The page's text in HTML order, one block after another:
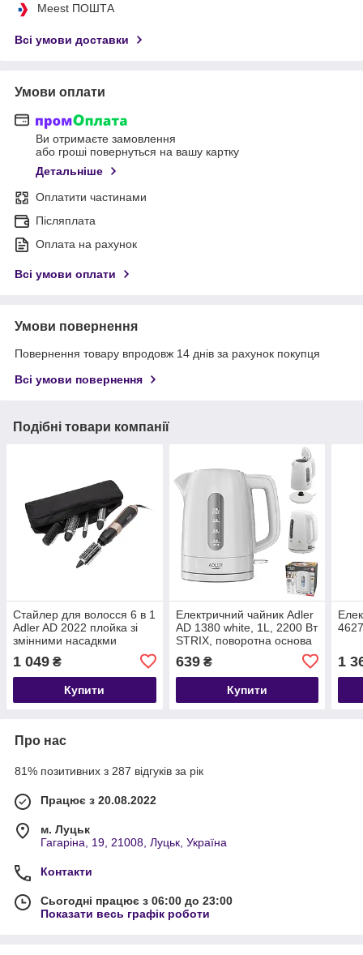
Meest ПОШТА
Всі умови доставки
Умови оплати
Ви отримаєте замовлення
або гроші повернуться на вашу картку
Детальніше
Оплатити частинами
Післяплата
Оплата на рахунок
Всі умови оплати
Умови повернення
Повернення товару впродовж 14 днів за рахунок покупця
Всі умови повернення
Подібні товари компанії
Стайлер для волосся 6 в 1
Adler AD 2022 плойка зі
змінними насадкми
1 049 ₴
Купити
Електричний чайник Adler
AD 1380 white, 1L, 2200 Вт
STRIX, поворотна основа
639₴
Купити
1
Про нас
81% позитивних з 287 відгуків за рік
Працює з 20.08.2022
м. Луцьк
Гагаріна, 19, 21008, Луцьк, Україна
Контакти
Сьогодні працює з 06:00 до 23:00
Показати весь графік роботи